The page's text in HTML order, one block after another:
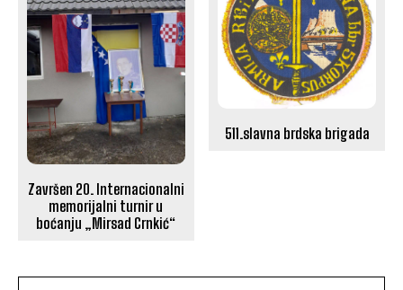
Završen 20. Internacionalni
memorijalni turnir u
boćanju „Mirsad Crnkić“
511.slavna brdska brigada